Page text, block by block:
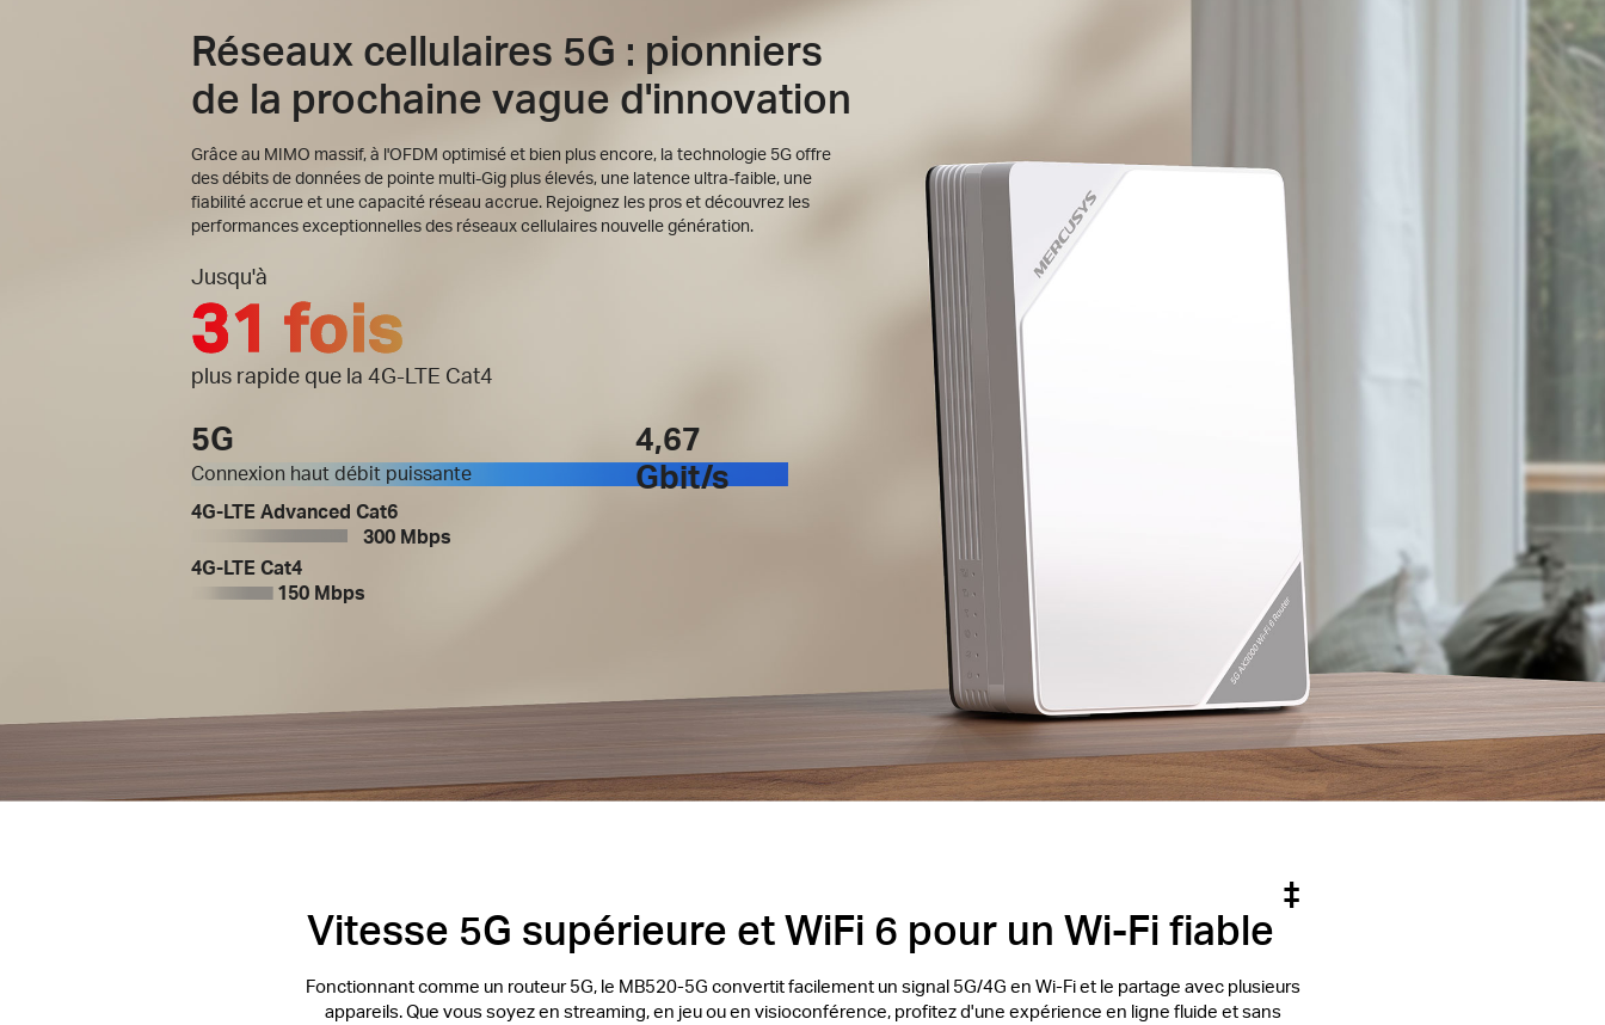
Réseaux cellulaires 5G : pionniers
de la prochaine vague d'innovation
Grâce au MIMO massif, à l'OFDM optimisé et bien plus encore, la technologie 5G offre
des débits de données de pointe multi-Gig plus élevés, une latence ultra-faible, une
fiabilité accrue et une capacité réseau accrue. Rejoignez les pros et découvrez les
performances exceptionnelles des réseaux cellulaires nouvelle génération.
Jusqu'à
31 fois
plus rapide que la 4G-LTE Cat4
5G
Connexion haut débit puissante
4,67
Gbit/s
4G-LTE Advanced Cat6
300 Mbps
4G-LTE Cat4
150 Mbps
Vitesse 5G supérieure et WiFi 6 pour un Wi-Fi fiable
‡
Fonctionnant comme un routeur 5G, le MB520-5G convertit facilement un signal 5G/4G en Wi-Fi et le partage avec plusieurs
appareils. Que vous soyez en streaming, en jeu ou en visioconférence, profitez d'une expérience en ligne fluide et sans